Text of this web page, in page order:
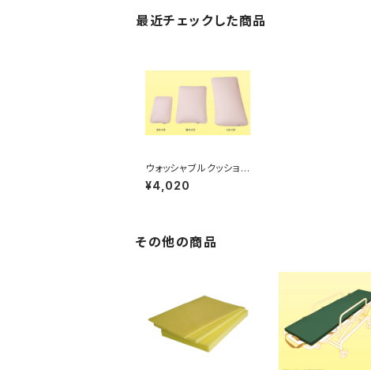
最近チェックした商品
ウォッシャブルクッション
HT Mサイズ ＜写真中
央＞
¥4,020
その他の商品